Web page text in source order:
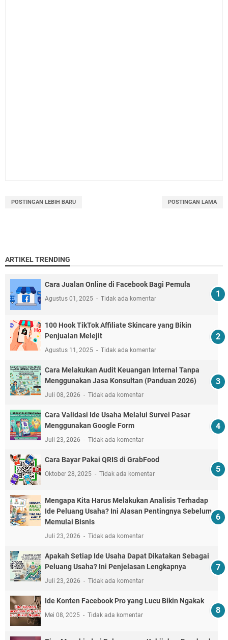
POSTINGAN LEBIH BARU POSTINGAN LAMA
ARTIKEL TRENDING
Cara Jualan Online di Facebook Bagi Pemula
Agustus 01, 2025 Tidak ada komentar
100 Hook TikTok Affiliate Skincare yang Bikin
Penjualan Melejit
Agustus 11, 2025 Tidak ada komentar
Cara Melakukan Audit Keuangan Internal Tanpa
Menggunakan Jasa Konsultan (Panduan 2026)
Juli 08, 2026 Tidak ada komentar
Cara Validasi Ide Usaha Melalui Survei Pasar
Menggunakan Google Form
Juli 23, 2026 Tidak ada komentar
Cara Bayar Pakai QRIS di GrabFood
Oktober 28, 2025 Tidak ada komentar
Mengapa Kita Harus Melakukan Analisis Terhadap
Ide Peluang Usaha? Ini Alasan Pentingnya Sebelum
Memulai Bisnis
Juli 23, 2026 Tidak ada komentar
Apakah Setiap Ide Usaha Dapat Dikatakan Sebagai
Peluang Usaha? Ini Penjelasan Lengkapnya
Juli 23, 2026 Tidak ada komentar
Ide Konten Facebook Pro yang Lucu Bikin Ngakak
Mei 08, 2025 Tidak ada komentar